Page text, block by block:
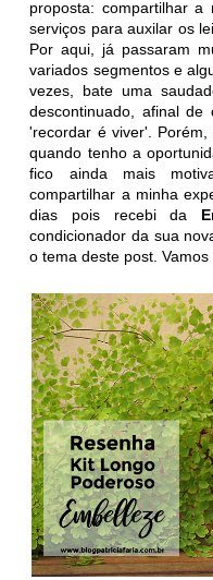
proposta: compartilhar a
serviços para auxilar os
Por aqui, já passaram
variados segmentos e
vezes, bate uma
descontinuado, afinal de
'recordar é viver'.
quando tenho a
fico ainda mais
compartilhar a minha
dias pois recebi da
condicionador da sua
o tema deste post.